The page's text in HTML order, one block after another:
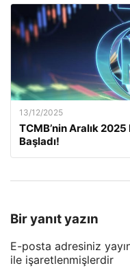
13/12/2025
TCMB’nin Aralık 2025
Başladı!
Bir yanıt yazın
E-posta adresiniz
ile işaretlenmişlerdir